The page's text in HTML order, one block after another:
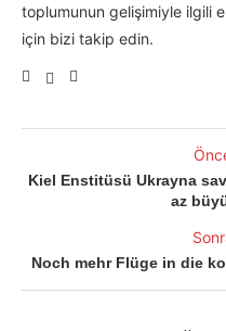
toplumunun gelişimiyle ilgili
için bizi takip edin.
Kiel Enstitüsü Ukrayna
az
Noch mehr Flüge in die